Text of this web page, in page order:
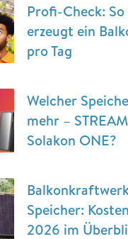
Profi-Check:
erzeugt ein
pro Tag
Welcher
mehr –
Solakon ONE?
Speicher:
2026 im